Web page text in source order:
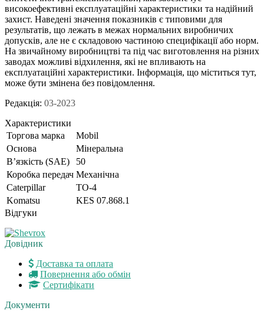
високоефективні експлуатаційні характеристики та надійний
захист. Наведені значення показників є типовими для
результатів, що лежать в межах нормальних виробничих
допусків, але не є складовою частиною специфікації або норм.
На звичайному виробництві та під час виготовлення на різних
заводах можливі відхилення, які не впливають на
експлуатаційні характеристики. Інформація, що міститься тут,
може бути змінена без повідомлення.
Редакція: 03-2023
Характеристики
Торгова марка
Mobil
Основа
Мінеральна
В’язкість (SAE)
50
Коробка передач Механічна
Caterpillar
TO-4
Komatsu
KES 07.868.1
Відгуки
Довідник
Доставка та оплата
Повернення або обмін
Сертифікати
Документи